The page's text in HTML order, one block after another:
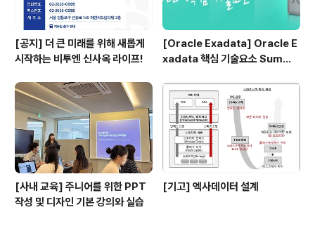
[공지] 더 큰 미래를 위해 새롭게
시작하는 비투엔 신사옥 라이프!
[Oracle Exadata] Oracle E
xadata 핵심 기술요소 Summa
[사내 교육] 주니어를 위한 PPT
작성 및 디자인 기본 강의와 실습
[기고] 엑사데이터 설계